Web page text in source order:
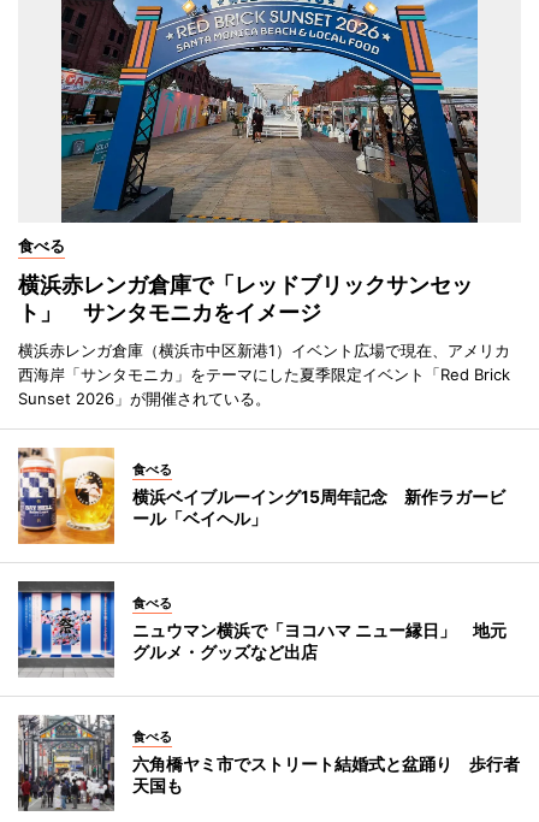
食べる
横浜赤レンガ倉庫で「レッドブリックサンセッ
ト」 サンタモニカをイメージ
横浜赤レンガ倉庫（横浜市中区新港1）イベント広場で現在、アメリカ
西海岸「サンタモニカ」をテーマにした夏季限定イベント「Red Brick
Sunset 2026」が開催されている。
食べる
横浜ベイブルーイング15周年記念 新作ラガービ
ール「ベイヘル」
食べる
ニュウマン横浜で「ヨコハマ ニュー縁日」 地元
グルメ・グッズなど出店
食べる
六角橋ヤミ市でストリート結婚式と盆踊り 歩行者
天国も